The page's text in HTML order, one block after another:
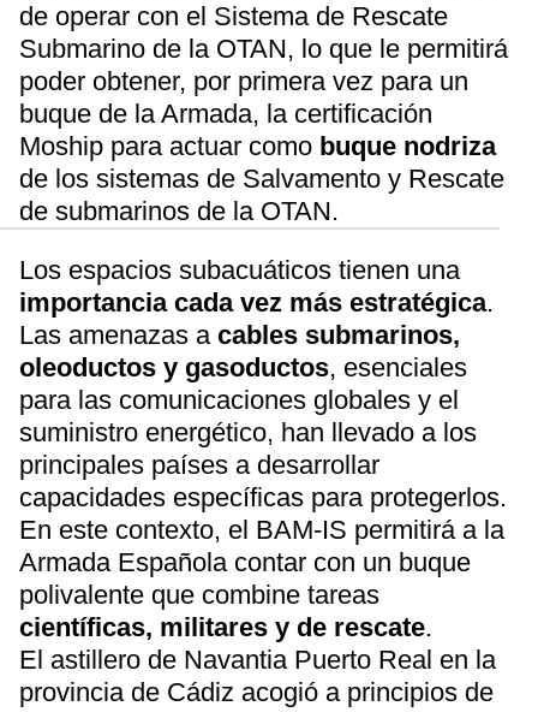
de operar con el Sistema de Rescate
Submarino de la OTAN, lo que le permitirá
poder obtener, por primera vez para un
buque de la Armada, la certificación
Moship para actuar como buque nodriza
de los sistemas de Salvamento y Rescate
de submarinos de la OTAN.
Los espacios subacuáticos tienen una
importancia cada vez más estratégica.
Las amenazas acables submarinos,
oleoductos y gasoductos, esenciales
para las comunicaciones globales y el
suministro energético, han llevado a los
principales países a desarrollar
capacidades específicas para protegerlos.
En este contexto, el BAM-IS permitirá a la
Armada Española contar con un buque
polivalente que combine tareas
científicas, militares y de rescate.
El astillero de Navantia Puerto Real en la
provincia de Cádiz acogió a principios de